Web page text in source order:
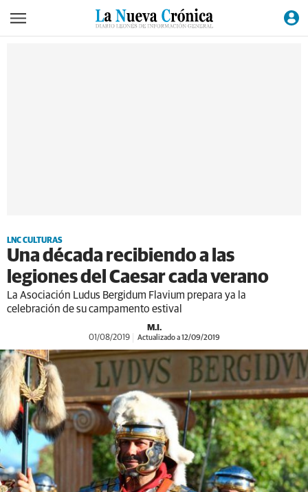
LNC CULTURAS
Una década recibiendo a las
legiones del Caesar cada verano
La Asociación Ludus Bergidum Flavium prepara ya la
celebración de su campamento estival
M.I.
01/08/2019 Actualizado a 12/09/2019